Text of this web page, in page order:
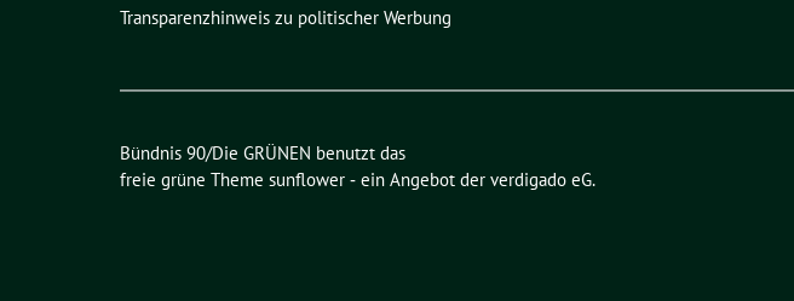
Transparenzhinweis zu politischer Werbung
Bündnis 90/Die GRÜNEN benutzt das
freie grüne Theme sunflower ‐ ein Angebot der verdigado eG.